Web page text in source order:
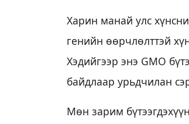
Харин манай улс
генийн өөрчлөлттэй
Хэдийгээр энэ GMO
байдлаар урьдчилан
Мөн зарим